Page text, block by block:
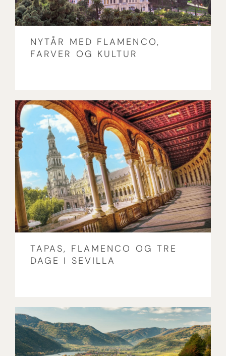
NYTÅR MED FLAMENCO,
FARVER OG KULTUR
TAPAS, FLAMENCO OG TRE
DAGE I SEVILLA